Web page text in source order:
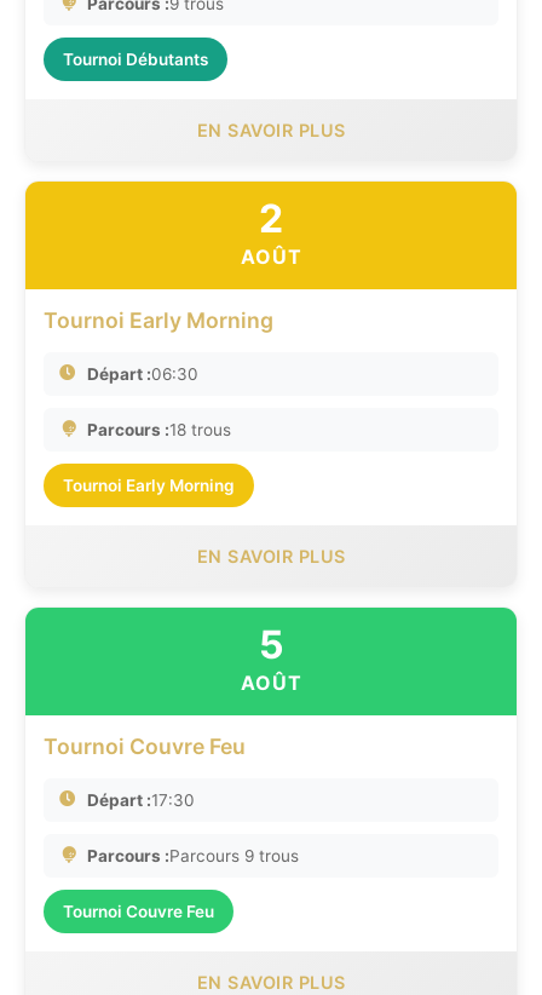
Tournoi Débutants
EN SAVOIR PLUS
2
AOÛT
Tournoi Early Morning
Départ :06:30
Parcours :18 trous
Tournoi Early Morning
EN SAVOIR PLUS
5
AOÛT
Tournoi Couvre Feu
Départ :17:30
Parcours :Parcours 9 trous
Tournoi Couvre Feu
EN SAVOIR PLUS